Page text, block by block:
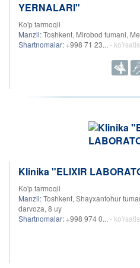
YERNALARI"
Ko'p tarmoqli
Manzil:Toshkent, Mirobod tumani,
Shartnomalar: +998 71 23... -
Klinika "ELIXIR
Ko'p tarmoqli
Manzil:Toshkent, Shayxantohur
darvoza, 8 uy
Shartnomalar: +998 974 0... -